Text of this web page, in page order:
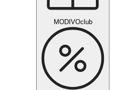
MODIVOclub